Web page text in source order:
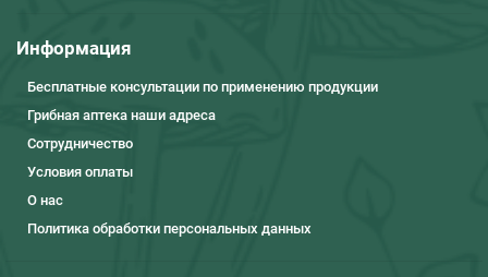
Информация
Бесплатные консультации по применению продукции
Грибная аптека наши адреса
Сотрудничество
Условия оплаты
О нас
Политика обработки персональных данных